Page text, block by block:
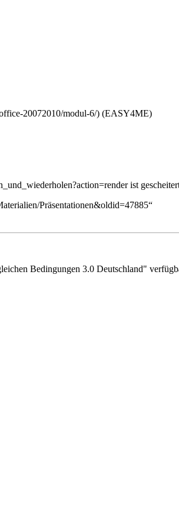
(EASY4ME)
ist
Präsentationen&oldid=47885“
Bedingungen 3.0 Deutschland"